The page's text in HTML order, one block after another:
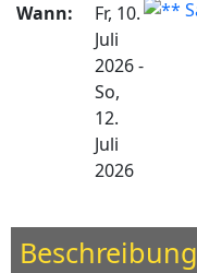
Wann:
Fr, 10.
Juli
2026-
So,
12.
Juli
2026
Beschreibung